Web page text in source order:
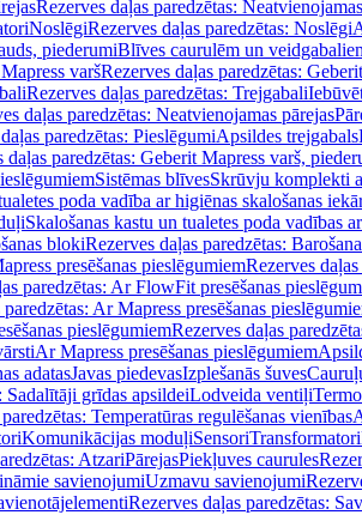
Rezerves daļas paredzētas:
NoslēgiRezerves daļas paredzētas: Noslēgi
piederumiBlīves caurulēm un
varšRezerves daļas paredzētas:
Rezerves daļas paredzētas: Trejgabali
daļas paredzētas: Neatvienojamas pārejas
paredzētas: PieslēgumiApsildes trejgabals
daļas paredzētas: Geberit Mapress varš,
Sistēmas blīvesSkrūvju komplekti
poda vadība ar higiēnas skalošanas
Skalošanas kastu un tualetes poda vadības
blokiRezerves daļas paredzētas:
presēšanas pieslēgumiemRezerves
paredzētas: Ar FlowFit presēšanas
Ar Mapress presēšanas
pieslēgumiemRezerves daļas
Ar Mapress presēšanas pieslēgumiem
adatasJavas piedevasIzplešanās šuves
Sadalītāji grīdas apsildeiLodveida ventiļi
Temperatūras regulēšanas vienības
Komunikācijas moduļiSensoriTransformatori
AtzariPārejasPiekļuves caurules
savienojumiUzmavu savienojumi
Rezerves daļas paredzētas: